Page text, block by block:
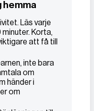
hemma
Läs varje
Korta,
att få till
inte bara
om
händer i
om